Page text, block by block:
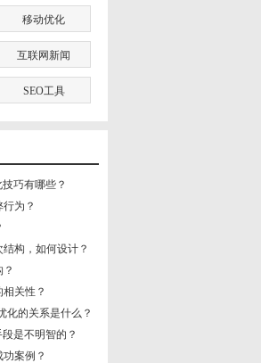
移动优化
互联网新闻
SEO工具
巧有哪些？
为？
构，如何设计？
关性？
化的关系是什么？
是不明智的？
案例？